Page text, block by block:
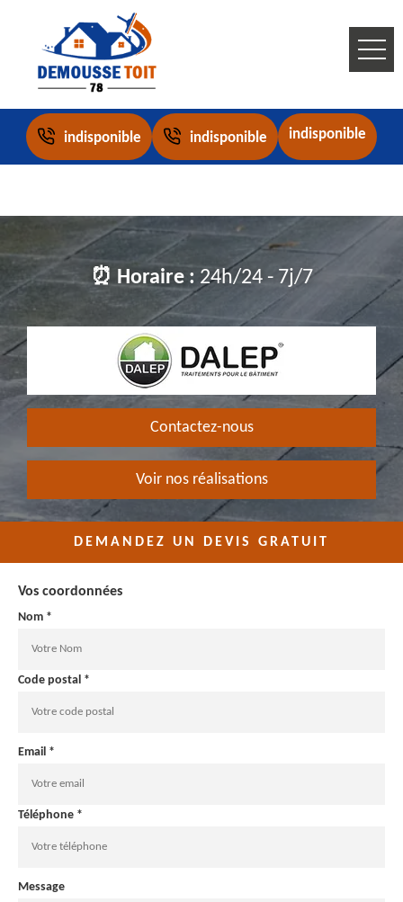
indisponible indisponible indisponible
⏰ Horaire : 24h/24 - 7j/7
Contactez-nous
Voir nos réalisations
DEMANDEZ UN DEVIS GRATUIT
Vos coordonnées
Nom *
Code postal *
Email *
Téléphone *
Message